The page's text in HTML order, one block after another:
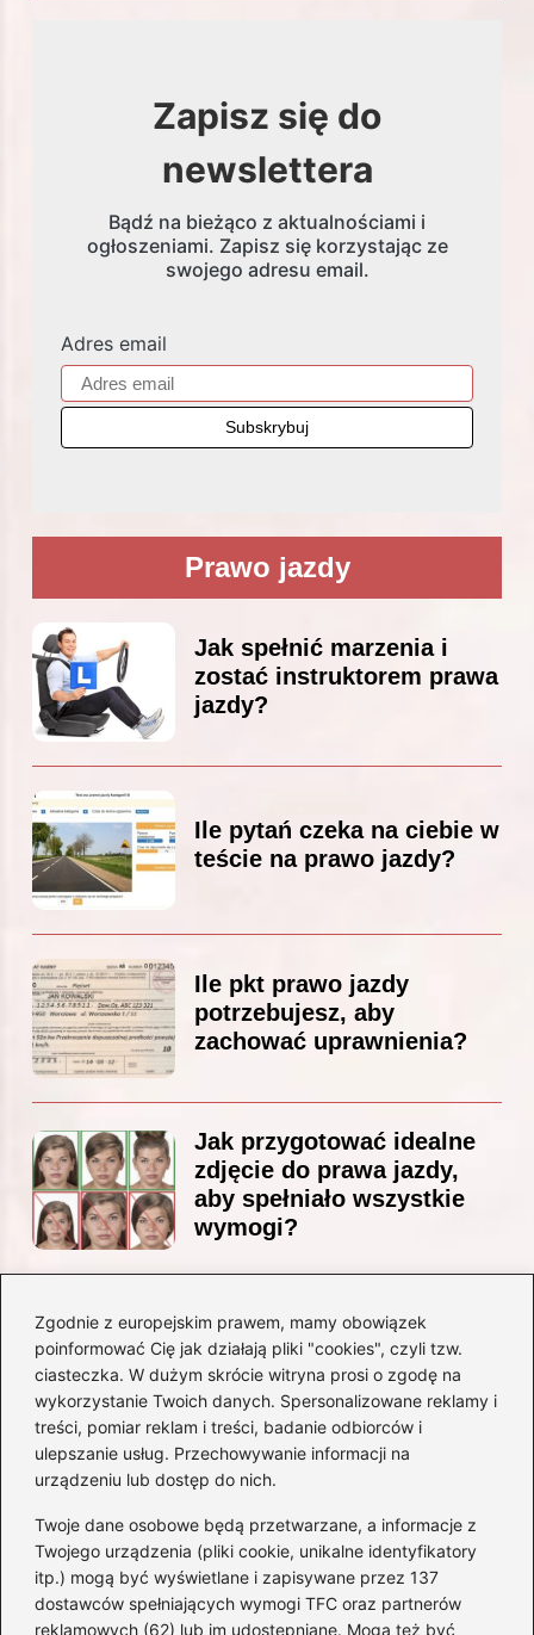
Zgodnie z europejskim prawem, mamy obowiązek
poinformować Cię jak działają pliki "cookies", czyli tzw.
ciasteczka. W dużym skrócie witryna prosi o zgodę na
wykorzystanie Twoich danych. Spersonalizowane reklamy i
treści, pomiar reklam i treści, badanie odbiorców i
ulepszanie usług. Przechowywanie informacji na
urządzeniu lub dostęp do nich.
Twoje dane osobowe będą przetwarzane, a informacje z
Twojego urządzenia (pliki cookie, unikalne identyfikatory
itp.) mogą być wyświetlane i zapisywane przez 137
dostawców spełniających wymogi TFC oraz partnerów
reklamowych (62) lub im udostępniane. Mogą też być
Zapisz się do
newslettera
Bądź na bieżąco z aktualnościami i
ogłoszeniami. Zapisz się korzystając ze
swojego adresu email.
Adres email
Prawo jazdy
Jak spełnić marzenia i
zostać instruktorem prawa
jazdy?
Ile pytań czeka na ciebie w
teście na prawo jazdy?
Ile pkt prawo jazdy
potrzebujesz, aby
zachować uprawnienia?
Jak przygotować idealne
zdjęcie do prawa jazdy,
aby spełniało wszystkie
wymogi?
Czy Jarosław Kaczyński
posiada prawo jazdy? Oto
prawda, którą warto znać!
Kategorie
Akumulatory(71)
Benzyna i Diesel(68)
Motocykle(47)